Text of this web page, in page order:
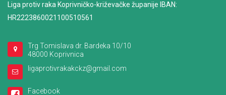
Liga protiv raka Koprivničko-križevačke županije IBAN:
HR2223860021100510561
Trg Tomislava dr. Bardeka 10/10
48000 Koprivnica
ligaprotivrakakckz@gmail.com
Facebook